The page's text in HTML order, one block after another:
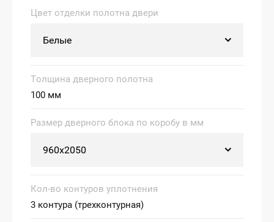
Цвет отделки полотна двери
Толщина дверного полотна
100 мм
Размер дверного блока по коробу в мм
Кол-во контуров уплотнения
3 контура (трехконтурная)